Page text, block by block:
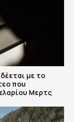
με το
που
Μερτς